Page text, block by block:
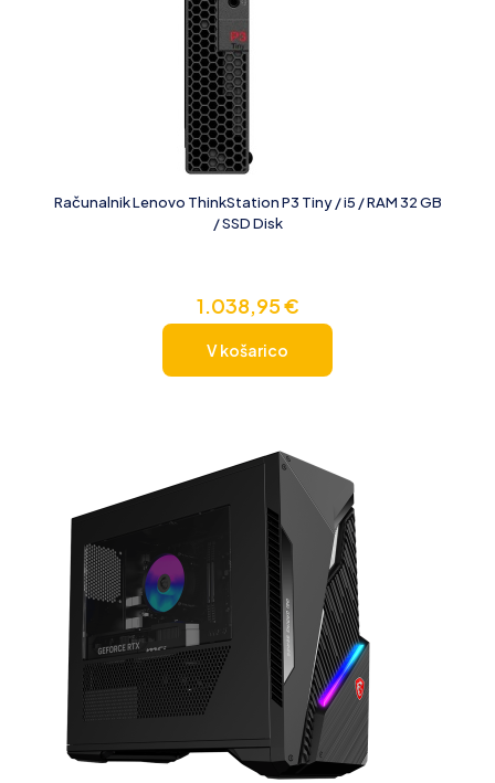
Računalnik Lenovo ThinkStation P3 Tiny / i5 / RAM 32 GB
/ SSD Disk
1.038,95€
V košarico